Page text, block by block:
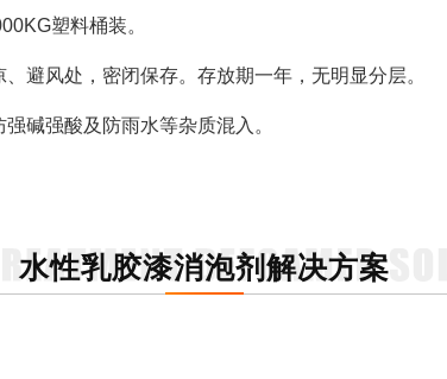
塑料桶装。
避风处，密闭保存。存放期一年，无明显分层。
碱强酸及防雨水等杂质混入。
水性乳胶漆消泡剂解决方案